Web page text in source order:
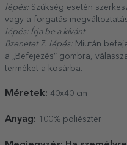
lépés: Szükség esetén
vagy a forgatás
lépés: Írja be a kívánt
üzenetet 7. lépés: Miután
a „Befejezés” gombra,
terméket a kosárba.
Méretek: 40x40 cm
Anyag: 100% poliészter